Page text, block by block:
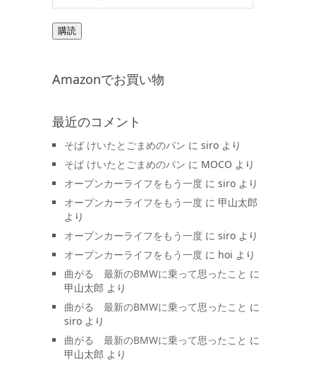
ア
ス
購読
Amazonでお買い物
最近のコメント
そば けいたとごまめのパン に siro より
そば けいたとごまめのパン に MOCO より
オープンカーライフをもう一度 に siro より
オープンカーライフをもう一度 に 甲山太郎
より
オープンカーライフをもう一度 に siro より
オープンカーライフをもう一度 に hoi より
曲がる 最新のBMWに乗って思ったこと に
甲山太郎 より
曲がる 最新のBMWに乗って思ったこと に
siro より
曲がる 最新のBMWに乗って思ったこと に
甲山太郎 より